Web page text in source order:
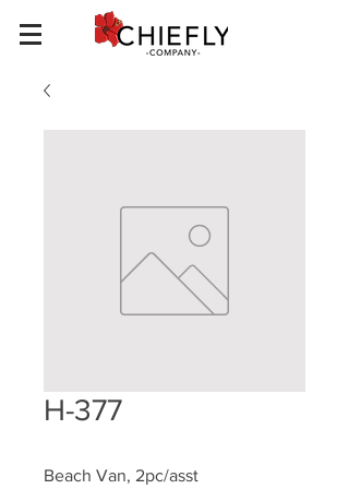
H-377
Beach Van, 2pc/asst